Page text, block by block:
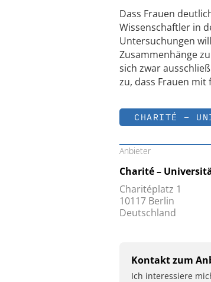
Dass Frauen
Wissenschaftler in
Untersuchungen
Zusammenhänge
sich zwar
zu, dass Frauen
CHARITÉ –
Anbieter
Charité –
Charitéplatz 1
10117 Berlin
Deutschland
Kontakt zum
Ich interessiere